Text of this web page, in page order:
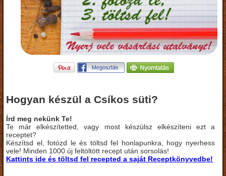
Hogyan készül a Csíkos süti?
Írd meg nekünk Te!
Te már elkészítetted, vagy most készülsz elkészíteni ezt a
receptet?
Készítsd el, fotózd le és töltsd fel honlapunkra, hogy nyerhess
vele! Minden 1000 új feltöltött recept után sorsolás!
Kattints ide és töltsd fel recepted a saját Receptkönyvedbe!